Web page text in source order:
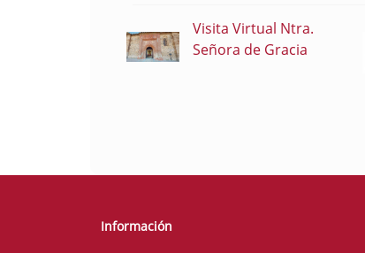
Visita Virtual Ntra.
Señora de Gracia
Información